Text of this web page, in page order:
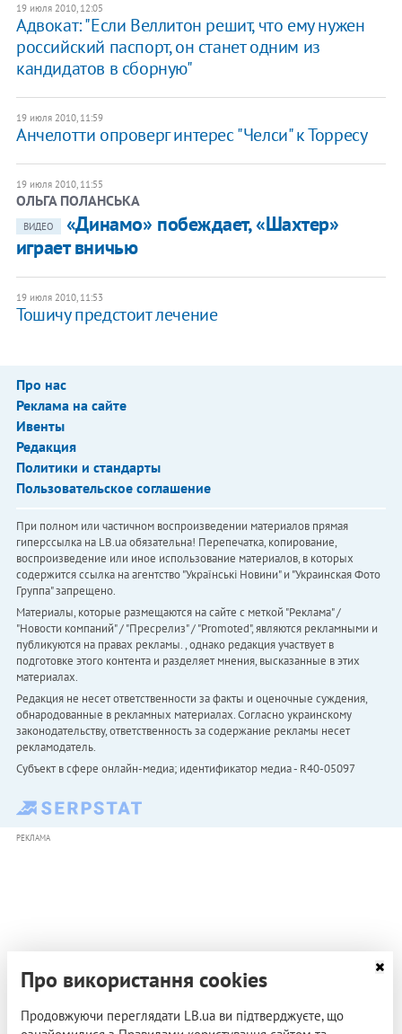
19 июля 2010, 12:05
Адвокат: "Если Веллитон решит, что ему нужен
российский паспорт, он станет одним из
кандидатов в сборную"
19 июля 2010, 11:59
Анчелотти опроверг интерес "Челси" к Торресу
19 июля 2010, 11:55
ОЛЬГА ПОЛАНСЬКА
ВИДЕО
«Динамо» побеждает, «Шахтер»
играет вничью
19 июля 2010, 11:53
Тошичу предстоит лечение
Про нас
Реклама на сайте
Ивенты
Редакция
Политики и стандарты
Пользовательское соглашение
При полном или частичном воспроизведении материалов прямая
гиперссылка на LB.ua обязательна! Перепечатка, копирование,
воспроизведение или иное использование материалов, в которых
содержится ссылка на агентство "Українськi Новини" и "Украинская Фото
Группа" запрещено.
Материалы, которые размещаются на сайте с меткой "Реклама" /
"Новости компаний" / "Пресрелиз" / "Promoted", являются рекламными и
публикуются на правах рекламы. , однако редакция участвует в
подготовке этого контента и разделяет мнения, высказанные в этих
материалах.
Редакция не несет ответственности за факты и оценочные суждения,
обнародованные в рекламных материалах. Согласно украинскому
законодательству, ответственность за содержание рекламы несет
рекламодатель.
Субъект в сфере онлайн-медиа; идентификатор медиа - R40-05097
РЕКЛАМА
Про використання cookies
Продовжуючи переглядати LB.ua ви підтверджуєте, що